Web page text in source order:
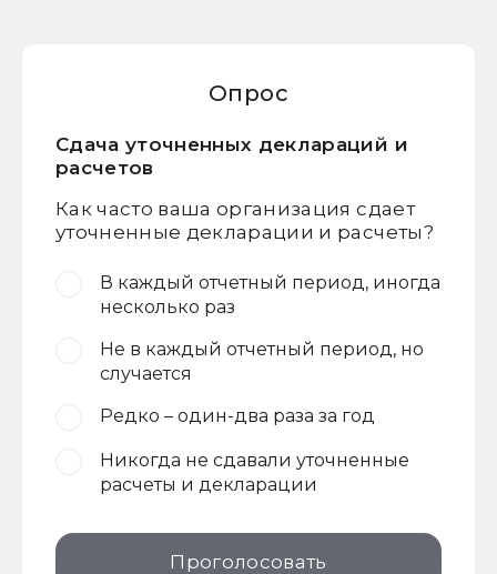
Опрос
Сдача уточненных деклараций и
расчетов
Как часто ваша организация сдает
уточненные декларации и расчеты?
В каждый отчетный период, иногда
несколько раз
Не в каждый отчетный период, но
случается
Редко – один-два раза за год
Никогда не сдавали уточненные
расчеты и декларации
Проголосовать